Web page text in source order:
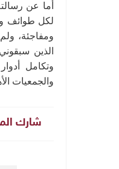
أما عن
لكل طوائف
ومفاجئة،
الذين
وتكامل
والجمعيات
شارك